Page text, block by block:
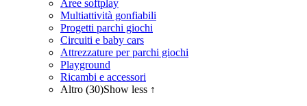
Aree softplay
Multiattività gonfiabili
Progetti parchi giochi
Circuiti e baby cars
Attrezzature per parchi giochi
Playground
Ricambi e accessori
Altro (30)Show less ↑